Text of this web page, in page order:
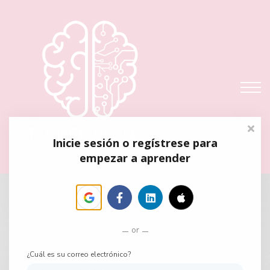
fundae
testimonios
ENTRAR
REGISTRARME
Inicie sesión o regístrese para
empezar a aprender
or
¿Cuál es su correo electrónico?